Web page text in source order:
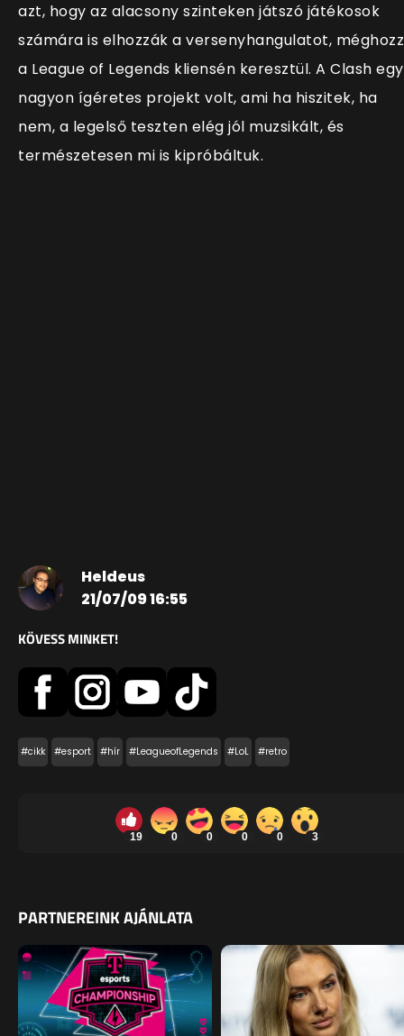
azt, hogy az alacsony szinteken játszó játékosok
számára is elhozzák a versenyhangulatot,
a League of Legends kliensén keresztül. A Clash egy
nagyon ígéretes projekt volt, ami ha hiszitek, ha
nem, a legelső teszten elég jól muzsikált, és
természetesen mi is kipróbáltuk.
Heldeus
21/07/09 16:55
KÖVESS MINKET!
#cikk #esport #hír #LeagueofLegends #LoL #retro
19 0 0 0 0 3
PARTNEREINK AJÁNLATA